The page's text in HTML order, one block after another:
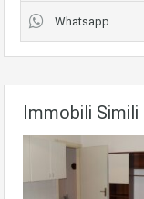
Whatsapp
Immobili Simili